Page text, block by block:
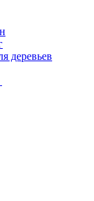
деревьев